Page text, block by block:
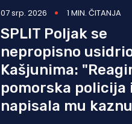
07 srp. 2026 1 MIN. ČITANJA
SPLIT Poljak se
nepropisno
Kašjunima:
pomorska policija
napisala mu